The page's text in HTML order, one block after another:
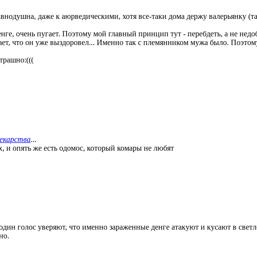
даже к аюрведическими, хотя все-таки дома держу валерьянку
очень пугает. Поэтому мой главный принцип тут - перебдеть, а не
что он уже выздоровел... Именно так с племянником мужа было.
...
и опять же есть одомос, который комары не любят
голос уверяют, что именно зараженные денге атакуют и кусают в